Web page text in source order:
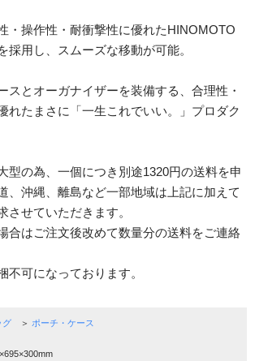
・操作性・耐衝撃性に優れたHINOMOTO
採用し、スムーズな移動が可能。
スとオーガナイザーを装備する、合理性・
れたまさに「一生これでいい。」プロダク
型の為、一個につき別途1320円の送料を申
、沖縄、離島など一部地域は上記に加えて
させていただきます。
合はご注文後改めて数量分の送料をご連絡
可になっております。
グ ＞ ポーチ・ケース